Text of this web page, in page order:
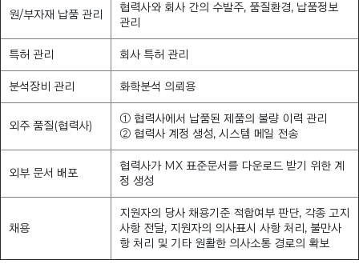
원/부자재 납품 관리
협력사와 회사 간의 수발주, 품질환경, 납품정보
관리
특허 관리 회사 특허 관리
분석장비 관리 화학분석 의뢰용
외주 품질(협력사)
① 협력사에서 납품된 제품의 불량 이력 관리
② 협력사 계정 생성, 시스템 메일 전송
외부 문서 배포
협력사가 MX 표준문서를 다운로드 받기 위한 계
정 생성
채용
지원자의 당사 채용기준 적합여부 판단, 각종 고지
사항 전달, 지원자의 의사표시 사항 처리, 불만사
항 처리 및 기타 원활한 의사소통 경로의 확보